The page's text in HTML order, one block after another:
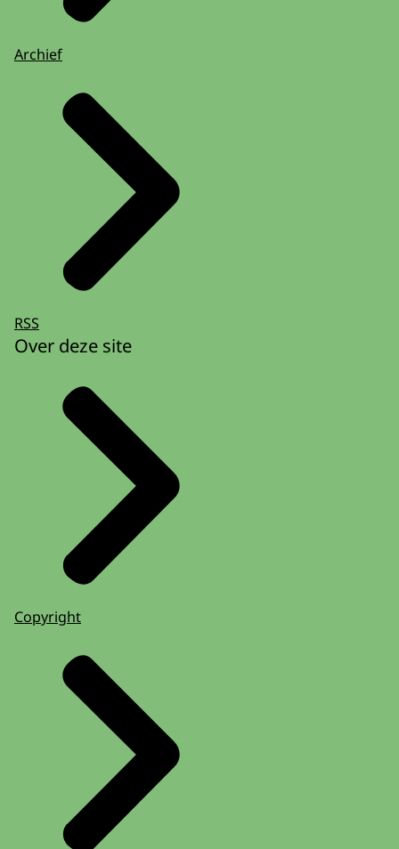
Archief
RSS
Over deze site
Copyright